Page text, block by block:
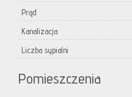
Prąd
Kanalizacja
Liczba sypialni
Pomieszczenia